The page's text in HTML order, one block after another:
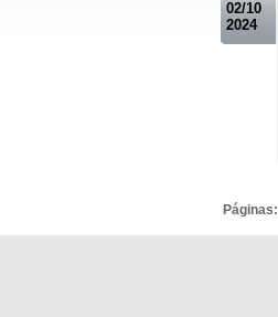
02/10
2024
Páginas: